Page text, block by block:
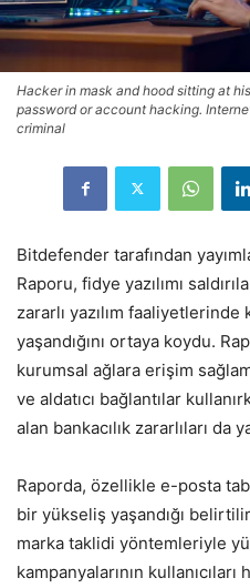
Hacker in mask and hood sitting at
password or account hacking.
criminal
Bitdefender tarafından
Raporu, fidye yazılımı
zararlı yazılım
yaşandığını ortaya koydu.
kurumsal ağlara erişim
ve aldatıcı bağlantılar
alan bankacılık zararlıları da
Raporda, özellikle e-posta
bir yükseliş yaşandığı
marka taklidi yöntemleriyle
kampanyalarının